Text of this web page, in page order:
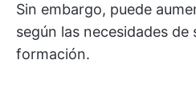
Sin embargo, puede
según las necesidades de
formación.